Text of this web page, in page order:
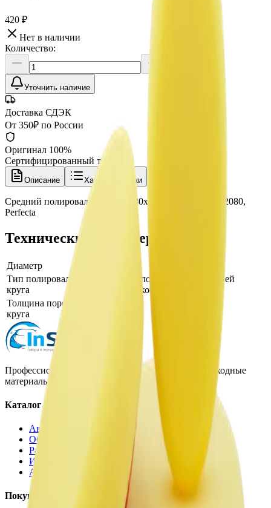
420 ₽
Нет в наличии
Количество:
Уточнить наличие
Доставка СДЭК
От 350₽ по России
Оригинал 100%
Сертифицированный товар
Описание Характеристики
Средний полировальный круг 80x25 мм, желтый, 402080,
Perfecta
Технические характеристики
Диаметр
Тип полировального
круга
поролоновый круг средней
жесткости
Толщина поролонового
круга
Профессиональная автохимия, оборудование и расходные
материалы для детейлинга.
Каталог
Автохимия
Оборудование
Расходные материалы
Инструменты
Аксессуары
Покупателям